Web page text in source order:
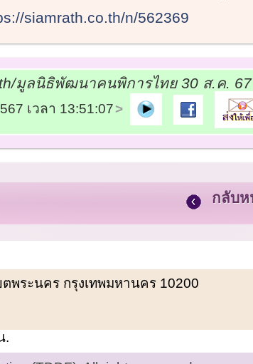
siamrath.co.th/n/562369
มูลนิธิพัฒนาคนพิการไทย 30 ส.ค. 67
เวลา 13:51:07
กลับ
พระนคร กรุงเทพมหานคร 10200
.